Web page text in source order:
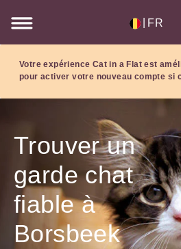
FR
Votre expérience Cat in a Flat est
pour activer votre nouveau compte si
Trouver un
garde chat
fiable à
Borsbeek